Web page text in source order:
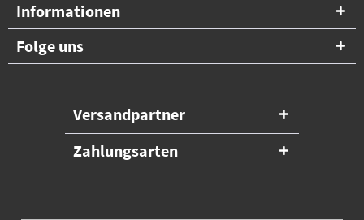
Informationen
Folge uns
Versandpartner
Zahlungsarten